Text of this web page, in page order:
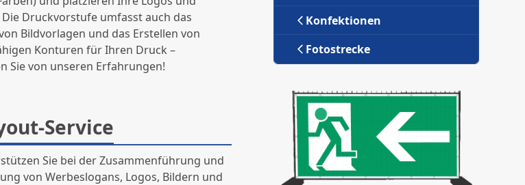
Druckvorstufe umfasst auch das
Bildvorlagen und das Erstellen von
Konturen für Ihren Druck –
Sie von unseren Erfahrungen!
Service
Sie bei der Zusammenführung und
von Werbeslogans, Logos, Bildern und
Konfektionen
Fotostrecke